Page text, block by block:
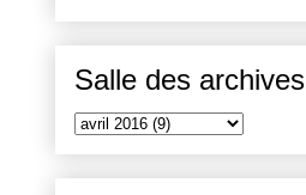
Salle des archives